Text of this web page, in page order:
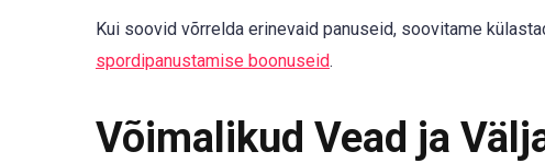
Kui soovid võrrelda erinevaid panuseid, soovitame
spordipanustamise boonuseid.
Võimalikud Vead ja